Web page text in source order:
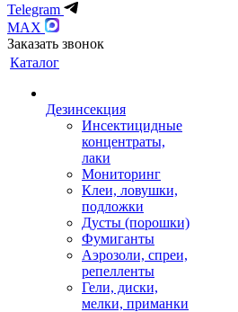
Telegram
MAX
Заказать звонок
Каталог
Дезинсекция
Инсектицидные
концентраты,
лаки
Мониторинг
Клеи, ловушки,
подложки
Дусты (порошки)
Фумиганты
Аэрозоли, спреи,
репелленты
Гели, диски,
мелки, приманки